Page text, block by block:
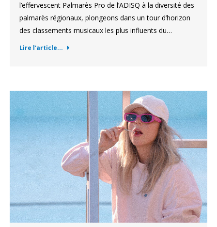
l’effervescent Palmarès Pro de l’ADISQ à la diversité des
palmarès régionaux, plongeons dans un tour d’horizon
des classements musicaux les plus influents du…
Lire l'article...